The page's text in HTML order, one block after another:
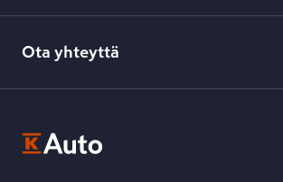
Saavutettavuus
Kesko-konsernin verkkoselailurekisteri
K-Ryhmän evästekäytännöt
Ota yhteyttä
Etsi toimipiste